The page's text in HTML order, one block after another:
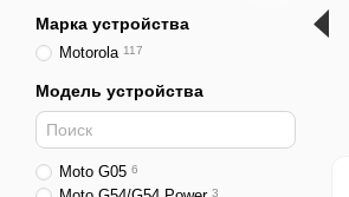
Марка устройства
Motorola 117
Модель устройства
Moto G05 6
3